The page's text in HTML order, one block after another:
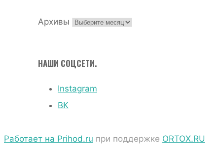
Архивы
НАШИ СОЦСЕТИ.
Instagram
ВК
Работает на Prihod.ru при поддержке ORTOX.RU